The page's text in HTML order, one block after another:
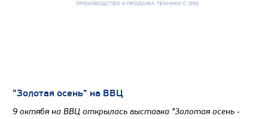
"Золотая осень" на ВВЦ
9 октябя на ВВЦ открылась выставка "Золотая осень -